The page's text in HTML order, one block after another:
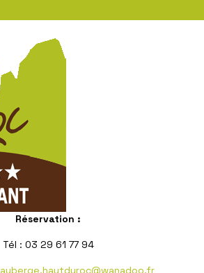
Réservation :
Tél : 03 29 61 77 94
auberge.hautduroc@wanadoo.fr